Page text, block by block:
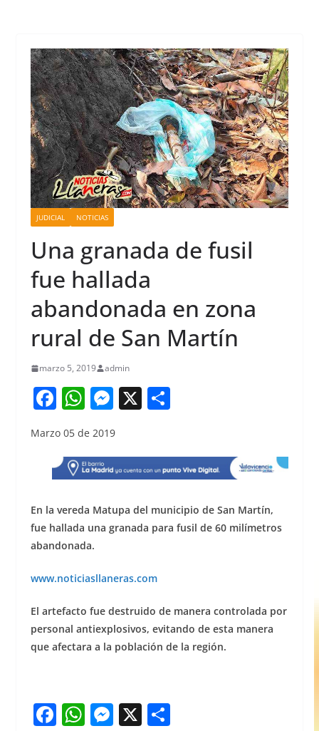
JUDICIAL NOTICIAS
Una granada de fusil
fue hallada
abandonada en zona
rural de San Martín
marzo 5, 2019 admin
F
c
e
b
o
o
k
W
at
s
A
p
p
M
ss
e
n
g
er
X S
e
Marzo 05 de 2019
En la vereda Matupa del municipio de San Martín,
fue hallada una granada para fusil de 60 milímetros
abandonada.
www.noticiasllaneras.com
El artefacto fue destruido de manera controlada por
personal antiexplosivos, evitando de esta manera
que afectara a la población de la región.
F W M X S